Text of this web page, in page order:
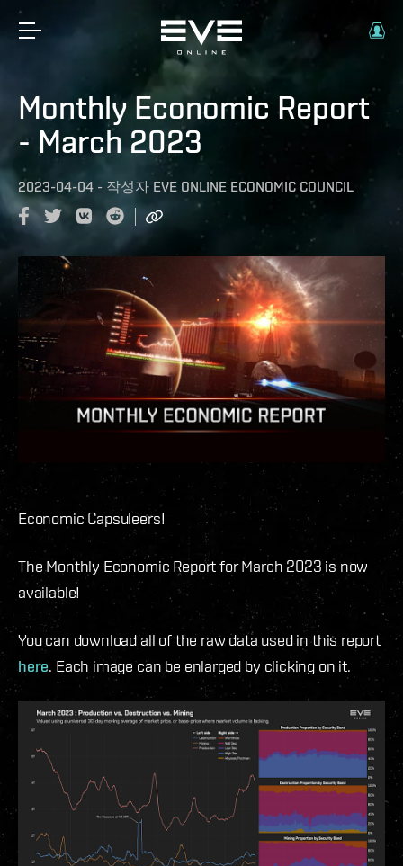
Monthly Economic Report
- March 2023
2023-04-04 - 작성자 EVE ONLINE ECONOMIC COUNCIL
Economic Capsuleers!
The Monthly Economic Report for March 2023 is now
available!
You can download all of the raw data used in this report
here. Each image can be enlarged by clicking on it.